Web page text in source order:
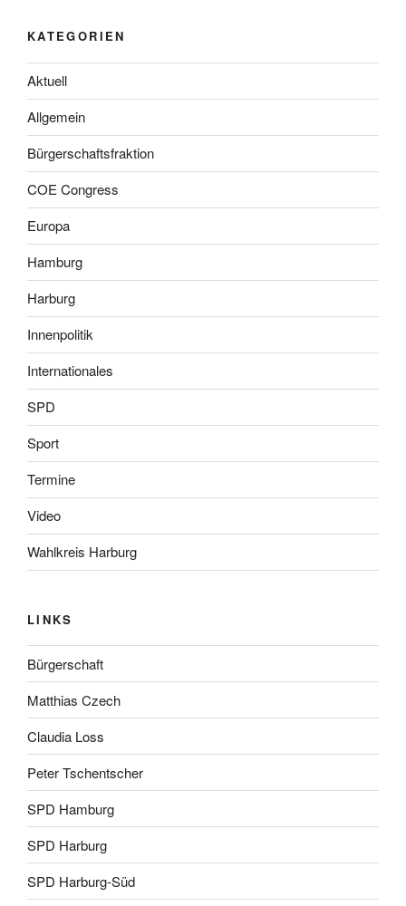
KATEGORIEN
Aktuell
Allgemein
Bürgerschaftsfraktion
COE Congress
Europa
Hamburg
Harburg
Innenpolitik
Internationales
SPD
Sport
Termine
Video
Wahlkreis Harburg
LINKS
Bürgerschaft
Matthias Czech
Claudia Loss
Peter Tschentscher
SPD Hamburg
SPD Harburg
SPD Harburg-Süd